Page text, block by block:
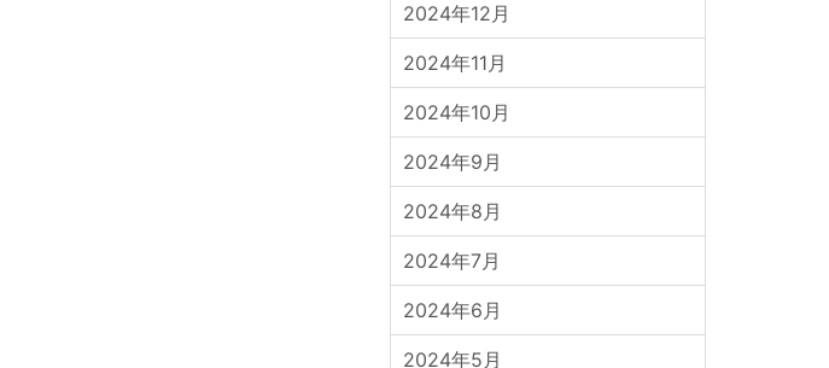
2024年12月
2024年11月
2024年10月
2024年9月
2024年8月
2024年7月
2024年6月
2024年5月